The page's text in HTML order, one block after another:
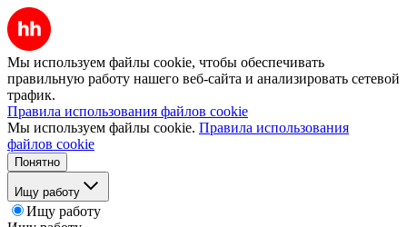
Мы используем файлы cookie, чтобы обеспечивать
правильную работу нашего веб-сайта и анализировать сетевой
трафик.
Правила использования файлов cookie
Мы используем файлы cookie. Правила использования
файлов cookie
Понятно
Ищу работу
Ищу работу